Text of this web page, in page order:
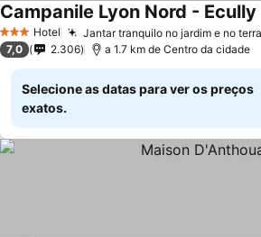
3 EstrelasHotel Jantar tranquilo no jardim e no
Campanile Lyon Nord - Ecully
7,0 2.306 a 1.7 km de Centro da cidade
Selecione as datas para ver os preços
exatos.